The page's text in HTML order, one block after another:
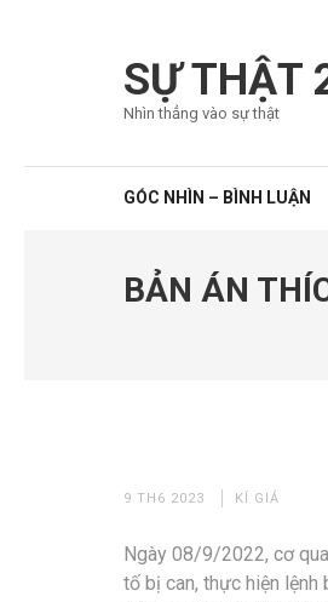
SỰ THẬT
Nhìn thẳng vào sự thật
GÓC NHÌN – BÌNH LUẬN
BẢN ÁN
9 TH6 2023 KÍ GIẢ
Ngày 08/9/2022, cơ
tố bị can, thực hiện